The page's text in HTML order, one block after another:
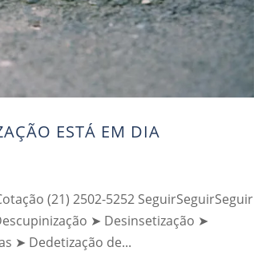
ESTÁ EM DIA
(21) 2502-5252 SeguirSeguirSeguir
➤ Desinsetização ➤
➤ Dedetização de...